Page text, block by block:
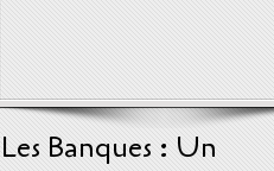
Les Banques : Un